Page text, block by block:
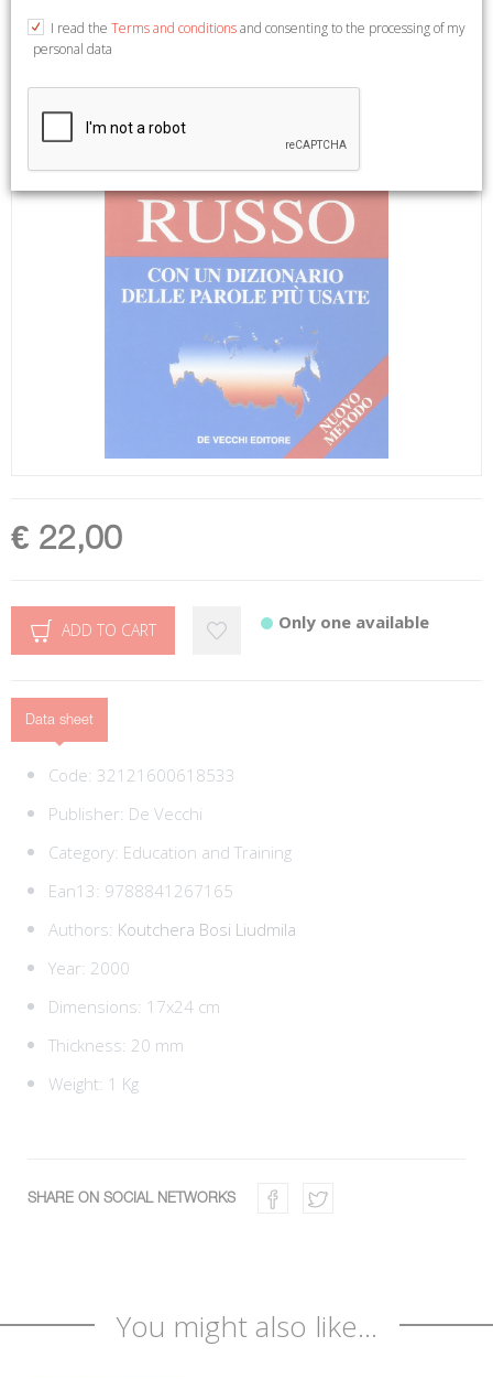
€ 22,00
ADD TO CART Only one available
Data sheet
Code: 32121600618533
Publisher: De Vecchi
Category: Education and Training
Ean13: 9788841267165
Authors: Koutchera Bosi Liudmila
Year: 2000
Dimensions: 17x24 cm
Thickness: 20 mm
Weight: 1 Kg
SHARE ON SOCIAL NETWORKS
You might also like...
I read the Terms and conditionsand consenting to the processing of my
personal data